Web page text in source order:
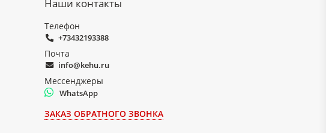
Наши контакты
Телефон
+73432193388
Почта
info@kehu.ru
Мессенджеры
WhatsApp
ЗАКАЗ ОБРАТНОГО ЗВОНКА